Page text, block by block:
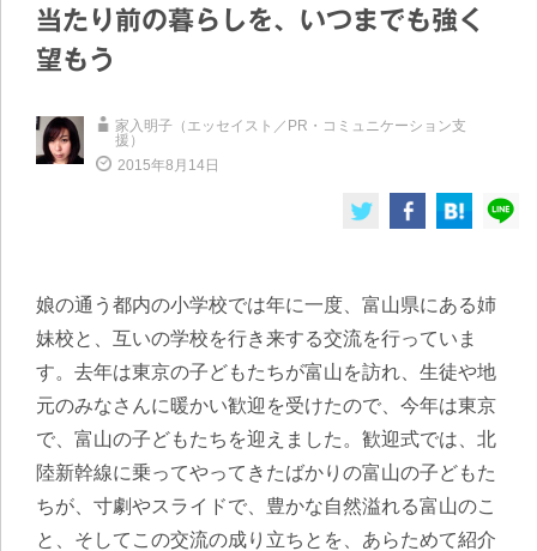
当たり前の暮らしを、いつまでも強く
望もう
家入明子（エッセイスト／PR・コミュニケーション支
援）
2015年8月14日
娘の通う都内の小学校では年に一度、富山県にある姉
妹校と、互いの学校を行き来する交流を行っていま
す。去年は東京の子どもたちが富山を訪れ、生徒や地
元のみなさんに暖かい歓迎を受けたので、今年は東京
で、富山の子どもたちを迎えました。歓迎式では、北
陸新幹線に乗ってやってきたばかりの富山の子どもた
ちが、寸劇やスライドで、豊かな自然溢れる富山のこ
と、そしてこの交流の成り立ちとを、あらためて紹介